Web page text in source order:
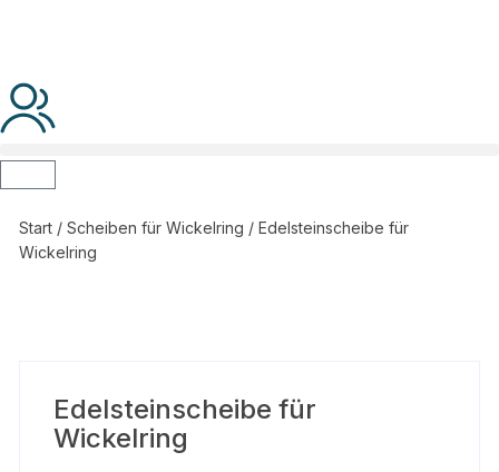
Start /Scheiben für Wickelring / Edelsteinscheibe für
Wickelring
Edelsteinscheibe für
Wickelring